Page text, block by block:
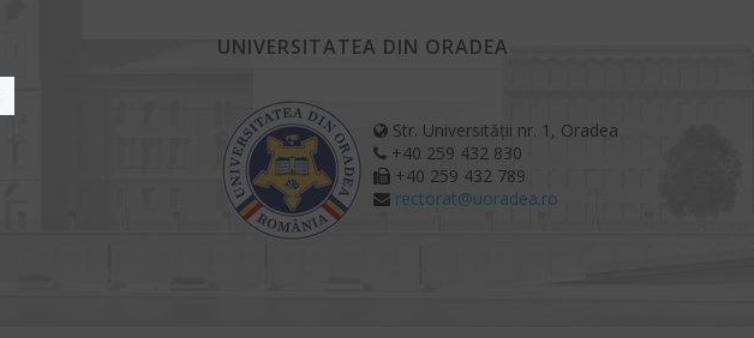
UNIVERSITATEA DIN ORADEA
Str. Universității nr. 1, Oradea
+40 259 432 830
+40 259 432 789
rectorat@uoradea.ro